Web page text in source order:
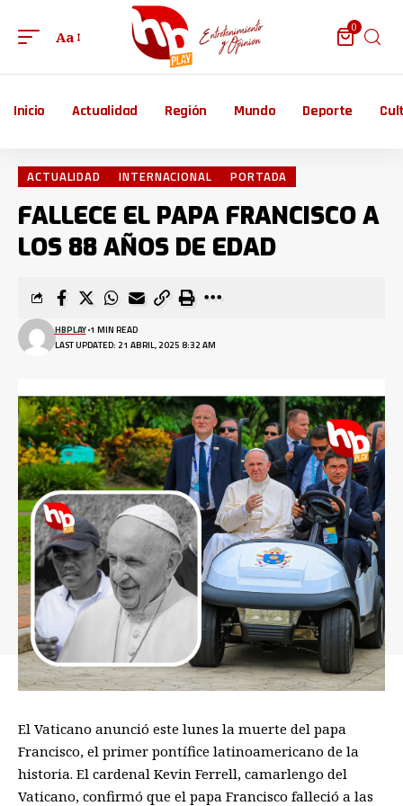
Aa
0
Inicio Actualidad Región Mundo Deporte
ACTUALIDAD INTERNACIONAL PORTADA
FALLECE EL PAPA FRANCISCO A
LOS 88 AÑOS DE EDAD
LAST UPDATED: 21 ABRIL, 2025 8:32 AM
HBPLAY 1 MIN READ
El Vaticano anunció este lunes la muerte del papa
Francisco, el primer pontífice latinoamericano de la
historia. El cardenal Kevin Ferrell, camarlengo del
Vaticano, confirmó que el papa Francisco falleció a las